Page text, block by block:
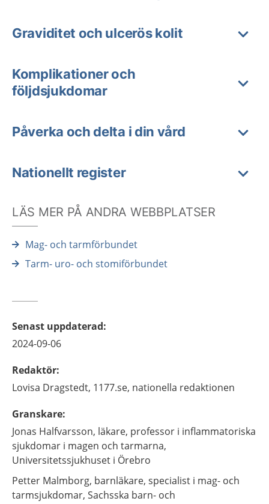
Graviditet och ulcerös kolit
Komplikationer och
följdsjukdomar
Påverka och delta i din vård
Nationellt register
LÄS MER PÅ ANDRA WEBBPLATSER
Mag- och tarmförbundet
Tarm- uro- och stomiförbundet
Senast uppdaterad:
2024-09-06
Redaktör:
Lovisa Dragstedt, 1177.se, nationella redaktionen
Granskare:
Jonas Halfvarsson, läkare, professor i inflammatoriska
sjukdomar i magen och tarmarna,
Universitetssjukhuset i Örebro
Petter Malmborg, barnläkare, specialist i mag- och
tarmsjukdomar, Sachsska barn- och